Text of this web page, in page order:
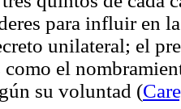
para influir en
unilateral; el
el
su voluntad (